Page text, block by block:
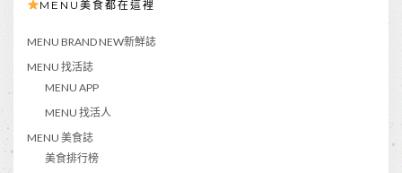
MENU美食都在這裡
MENU BRAND NEW新鮮誌
MENU 找活誌
MENU APP
MENU 找活人
MENU 美食誌
美食排行榜